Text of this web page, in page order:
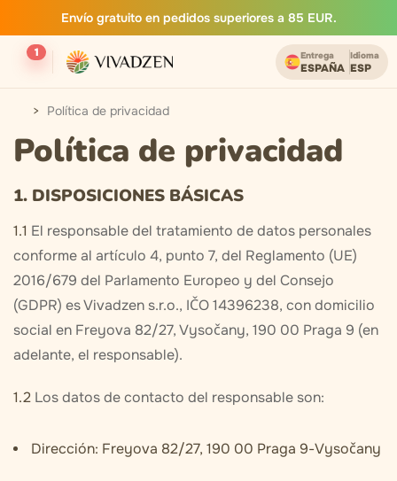
Envío gratuito en pedidos superiores a 85 EUR.
1 Entrega
ESPAÑA
Idioma
ESP
Política de privacidad
Política de privacidad
1. DISPOSICIONES BÁSICAS
1.1 El responsable del tratamiento de datos personales
conforme al artículo 4, punto 7, del Reglamento (UE)
2016/679 del Parlamento Europeo y del Consejo
(GDPR) es Vivadzen s.r.o., IČO 14396238, con domicilio
social en Freyova 82/27, Vysočany, 190 00 Praga 9 (en
adelante, el responsable).
1.2 Los datos de contacto del responsable son:
Dirección: Freyova 82/27, 190 00 Praga 9-Vysočany